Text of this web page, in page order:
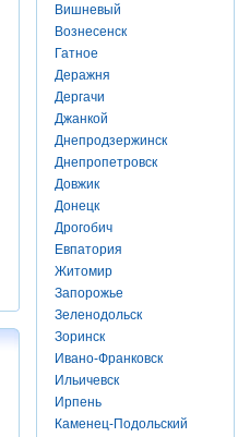
Вишневый
Вознесенск
Гатное
Деражня
Дергачи
Джанкой
Днепродзержинск
Днепропетровск
Довжик
Донецк
Дрогобич
Евпатория
Житомир
Запорожье
Зеленодольск
Зоринск
Ивано-Франковск
Ильичевск
Ирпень
Каменец-Подольский